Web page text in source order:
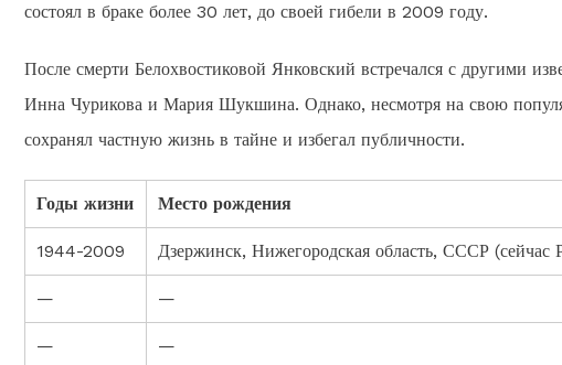
состоял в браке более 30 лет, до своей гибели в 2009 году.
После смерти Белохвостиковой Янковский встречался с другими
Инна Чурикова и Мария Шукшина. Однако, несмотря на свою
сохранял частную жизнь в тайне и избегал публичности.
Годы жизни Место рождения
1944-2009 Дзержинск, Нижегородская область, СССР (сейчас
— —
— —